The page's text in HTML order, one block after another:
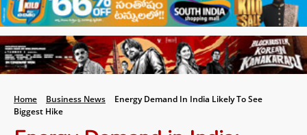
Home Business News
Energy Demand In India Likely To See
Biggest Hike